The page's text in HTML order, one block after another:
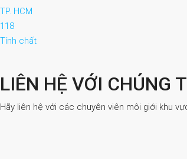
TP. HCM
118
Tính chất
LIÊN HỆ VỚI CHÚNG
Hãy liên hệ với các chuyên viên môi giới khu